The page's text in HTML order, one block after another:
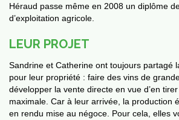
Héraud passe même en 2008 un diplôme
d’exploitation agricole.
LEUR PROJET
Sandrine et Catherine ont toujours partagé
pour leur propriété : faire des vins de
développer la vente directe en vue d’en
maximale. Car à leur arrivée, la production
en rendu mise au négoce. Pour cela, elles